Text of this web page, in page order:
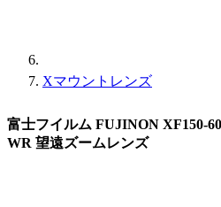
Xマウントレンズ
富士フイルム FUJINON XF150-
WR 望遠ズームレンズ